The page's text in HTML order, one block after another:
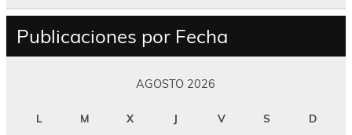
Publicaciones por Fecha
AGOSTO 2026
L M X J V S D